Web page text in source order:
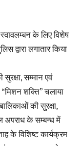
के लिए विशेष
द्वारा लगातार किया
सम्मान एवं
शक्ति” चलाया
की सुरक्षा,
अपराध के सम्बन्ध में
के विशिष्ट कार्यक्रम